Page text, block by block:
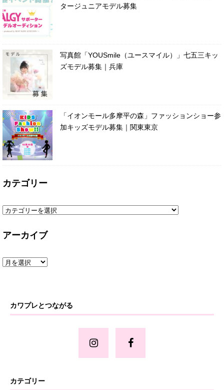
タージュニアモデル募集
写真館「YOUSmile（ユースマイル）」七五三キッ
ズモデル募集｜兵庫
「イオンモール多摩平の森」ファッションショー参
加キッズモデル募集｜関東東京
カテゴリー
アーカイブ
カワプレとつながる
カテゴリー